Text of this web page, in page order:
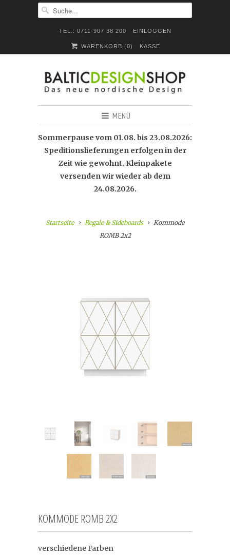
TEL.: 0711-907 38 200 EINLOGGEN
WARENKORB (0) KASSE
MENÜ
Sommerpause vom 01.08. bis 23.08.2026:
Speditionslieferungen erfolgen in der
Zeit wie gewohnt. Kleinpakete
versenden wir wieder ab dem
24.08.2026.
Startseite Regale & Sideboards
Kommode
ROMB 2x2
KOMMODE ROMB 2X2
verschiedene Farben